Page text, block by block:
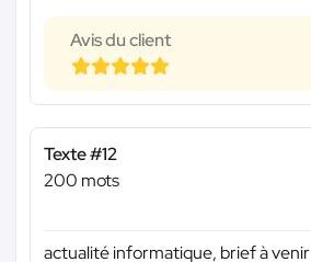
Avis du client
Texte #12
200 mots
actualité informatique, brief à venir